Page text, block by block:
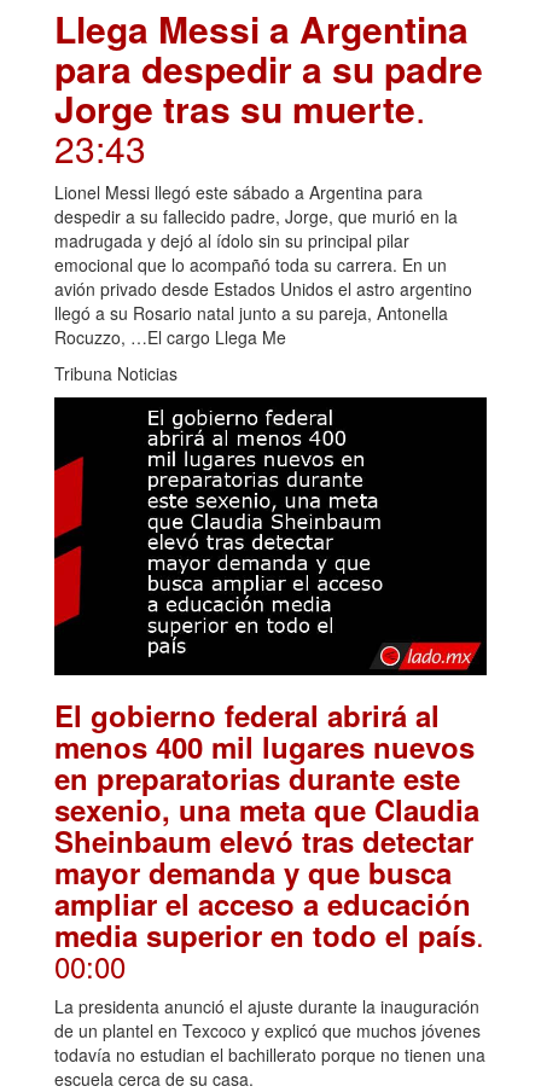
Llega Messi a Argentina
para despedir a su padre
Jorge tras su muerte.
23:43
Lionel Messi llegó este sábado a Argentina para
despedir a su fallecido padre, Jorge, que murió en la
madrugada y dejó al ídolo sin su principal pilar
emocional que lo acompañó toda su carrera. En un
avión privado desde Estados Unidos el astro argentino
llegó a su Rosario natal junto a su pareja, Antonella
Rocuzzo, …El cargo Llega Me
Tribuna Noticias
El gobierno federal abrirá al
menos 400 mil lugares nuevos
en preparatorias durante este
sexenio, una meta que Claudia
Sheinbaum elevó tras detectar
mayor demanda y que busca
ampliar el acceso a educación
media superior en todo el país.
00:00
La presidenta anunció el ajuste durante la inauguración
de un plantel en Texcoco y explicó que muchos jóvenes
todavía no estudian el bachillerato porque no tienen una
escuela cerca de su casa.